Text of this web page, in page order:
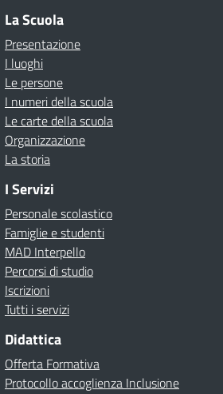
La Scuola
Presentazione
I luoghi
Le persone
I numeri della scuola
Le carte della scuola
Organizzazione
La storia
I Servizi
Personale scolastico
Famiglie e studenti
MAD Interpello
Percorsi di studio
Iscrizioni
Tutti i servizi
Didattica
Offerta Formativa
Protocollo accoglienza Inclusione